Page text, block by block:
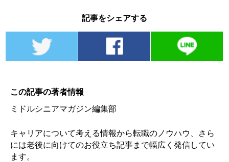
記事をシェアする
この記事の著者情報
ミドルシニアマガジン編集部
キャリアについて考える情報から転職のノウハウ、さら
には老後に向けてのお役立ち記事まで幅広く発信してい
ます。